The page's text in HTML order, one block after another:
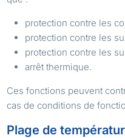
protection contre les
protection contre les
protection contre les
arrêt thermique.
Ces fonctions peuvent
cas de conditions de
Plage de